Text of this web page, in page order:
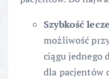
Szybkość
możliwość
ciągu jednego
dla pacjentów